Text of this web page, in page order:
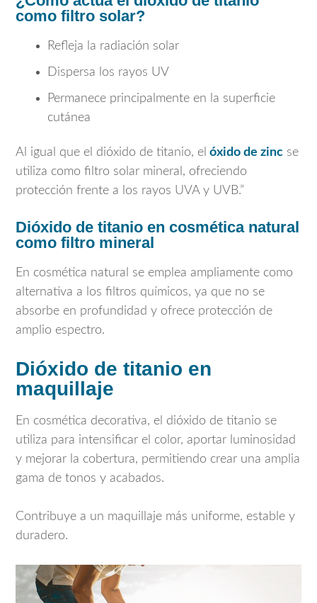
como filtro solar?
Refleja la radiación solar
Dispersa los rayos UV
Permanece principalmente en la superficie
cutánea
Al igual que el dióxido de titanio, el óxido de zinc se
utiliza como filtro solar mineral, ofreciendo
protección frente a los rayos UVA y UVB.”
Dióxido de titanio en cosmética natural
como filtro mineral
En cosmética natural se emplea ampliamente como
alternativa a los filtros químicos, ya que no se
absorbe en profundidad y ofrece protección de
amplio espectro.
Dióxido de titanio en
maquillaje
En cosmética decorativa, el dióxido de titanio se
utiliza para intensificar el color, aportar luminosidad
y mejorar la cobertura, permitiendo crear una amplia
gama de tonos y acabados.
Contribuye a un maquillaje más uniforme, estable y
duradero.